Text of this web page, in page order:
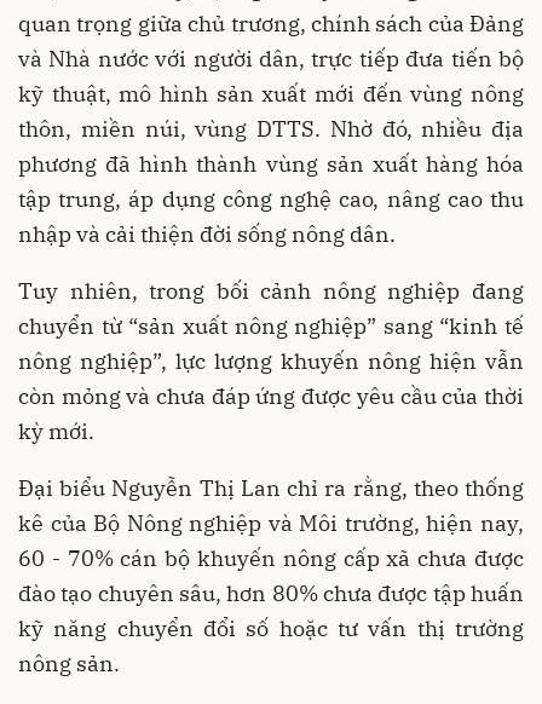
quan trọng giữa chủ trương, chính sách của Đảng
và Nhà nước với người dân, trực tiếp đưa tiến bộ
kỹ thuật, mô hình sản xuất mới đến vùng nông
thôn, miền núi, vùng DTTS. Nhờ đó, nhiều địa
phương đã hình thành vùng sản xuất hàng hóa
tập trung, áp dụng công nghệ cao, nâng cao thu
nhập và cải thiện đời sống nông dân.
Tuy nhiên, trong bối cảnh nông nghiệp đang
chuyển từ “sản xuất nông nghiệp” sang “kinh tế
nông nghiệp”, lực lượng khuyến nông hiện vẫn
còn mỏng và chưa đáp ứng được yêu cầu của thời
kỳ mới.
Đại biểu Nguyễn Thị Lan chỉ ra rằng, theo thống
kê của Bộ Nông nghiệp và Môi trường, hiện nay,
60 - 70% cán bộ khuyến nông cấp xã chưa được
đào tạo chuyên sâu, hơn 80% chưa được tập huấn
kỹ năng chuyển đổi số hoặc tư vấn thị trường
nông sản.